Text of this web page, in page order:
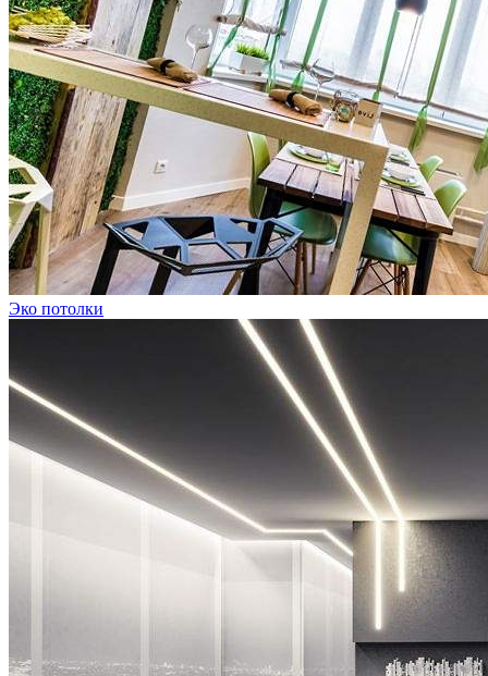
Эко потолки